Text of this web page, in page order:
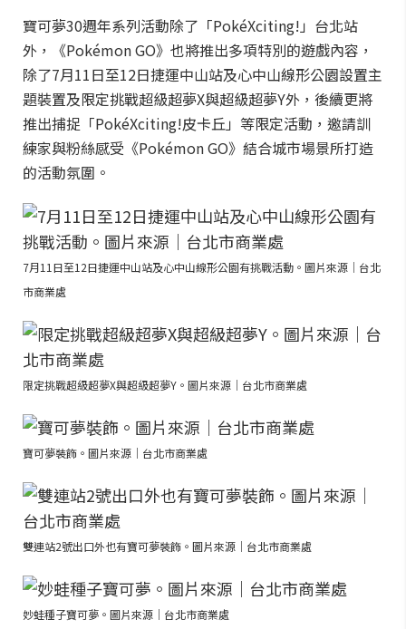
寶可夢30週年系列活動除了「PokéXciting!」台北站
外，《Pokémon GO》也將推出多項特別的遊戲內容，
除了7月11日至12日捷運中山站及心中山線形公園設置主
題裝置及限定挑戰超級超夢X與超級超夢Y外，後續更將
推出捕捉「PokéXciting!皮卡丘」等限定活動，邀請訓
練家與粉絲感受《Pokémon GO》結合城市場景所打造
的活動氛圍。
7月11日至12日捷運中山站及心中山線形公園有挑戰活動。圖片來源｜台北
市商業處
限定挑戰超級超夢X與超級超夢Y。圖片來源｜台北市商業處
寶可夢裝飾。圖片來源｜台北市商業處
雙連站2號出口外也有寶可夢裝飾。圖片來源｜台北市商業處
妙蛙種子寶可夢。圖片來源｜台北市商業處